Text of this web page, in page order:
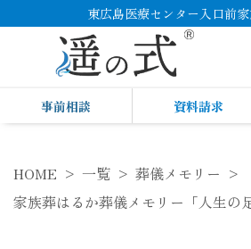
東広島医療センター入口前
事前相談 資料請求
HOME 一覧
葬儀メモリー
家族葬はるか葬儀メモリー「人生の